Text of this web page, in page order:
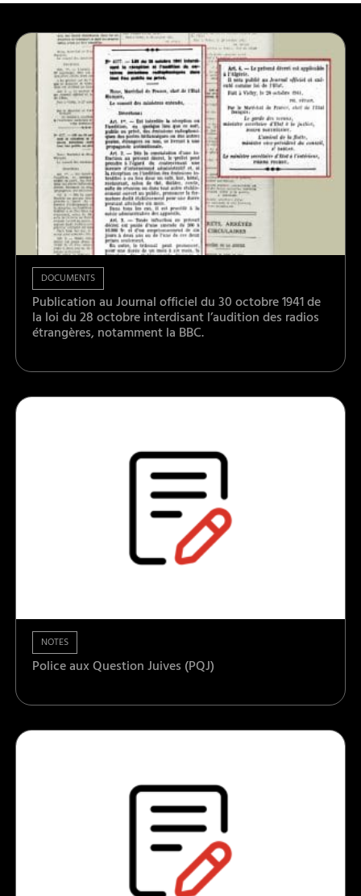
DOCUMENTS
Publication au Journal officiel du 30 octobre 1941 de
la loi du 28 octobre interdisant l’audition des radios
étrangères, notamment la BBC.
NOTES
Police aux Question Juives (PQJ)